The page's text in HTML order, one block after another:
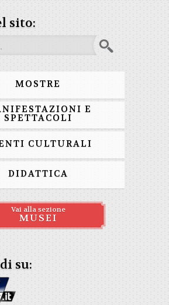
sito:
MOSTRE
E
SPETTACOLI
CULTURALI
DIDATTICA
Vai alla sezione
MUSEI
su: